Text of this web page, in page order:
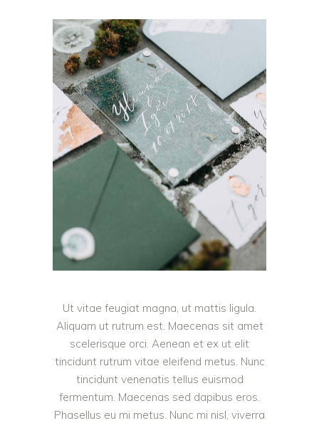
Ut vitae feugiat magna, ut mattis ligula.
Aliquam ut rutrum est. Maecenas sit amet
scelerisque orci. Aenean et ex ut elit
tincidunt rutrum vitae eleifend metus. Nunc
tincidunt venenatis tellus euismod
fermentum. Maecenas sed dapibus eros.
Phasellus eu mi metus. Nunc mi nisl, viverra